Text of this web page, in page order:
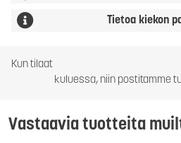
Tietoa kiekon
Kun tilaat
kuluessa, niin postitamme
Vastaavia tuotteita